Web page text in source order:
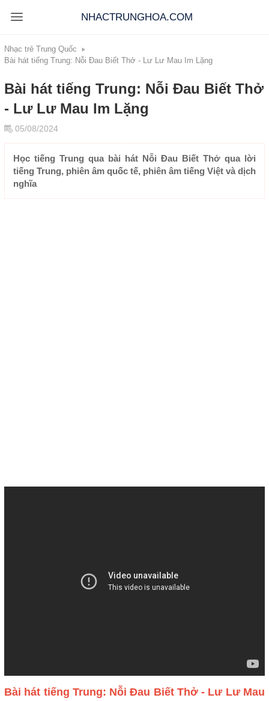
NHACTRUNGHOA.COM
Nhạc trẻ Trung Quốc
Bài hát tiếng Trung: Nỗi Đau Biết Thở - Lư Lư Mau Im Lặng
Bài hát tiếng Trung: Nỗi Đau Biết Thở
- Lư Lư Mau Im Lặng
05/08/2024
Học tiếng Trung qua bài hát Nỗi Đau Biết Thở qua lời
tiếng Trung, phiên âm quốc tế, phiên âm tiếng Việt và dịch
nghĩa
Bài hát tiếng Trung: Nỗi Đau Biết Thở - Lư Lư Mau